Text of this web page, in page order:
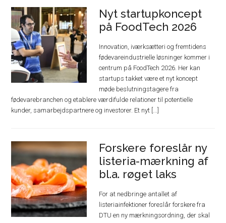
Nyt startupkoncept
på FoodTech 2026
Innovation, iværksætteri og fremtidens
fødevareindustrielle løsninger kommer i
centrum på FoodTech 2026. Her kan
startups takket være et nyt koncept
møde beslutningstagere fra
fødevarebranchen og etablere værdifulde relationer til potentielle
kunder, samarbejdspartnere og investorer. Et nyt [...]
Forskere foreslår ny
listeria-mærkning af
bl.a. røget laks
For at nedbringe antallet af
listeriainfektioner foreslår forskere fra
DTU en ny mærkningsordning, der skal